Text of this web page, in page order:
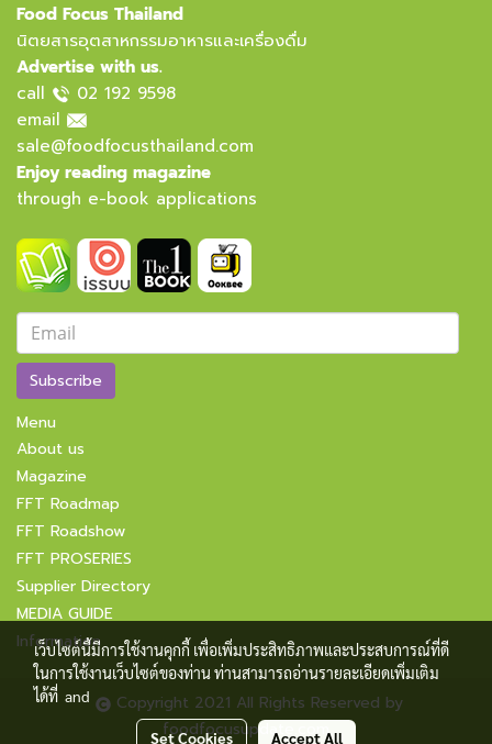
Food Focus Thailand
นิตยสารอุตสาหกรรมอาหารและเครื่องดื่ม
Advertise with us.
call
02 192 9598
email
sale@foodfocusthailand.com
Enjoy reading magazine
through e-book applications
Subscribe
Menu
About us
Magazine
FFT Roadmap
FFT Roadshow
FFT PROSERIES
Supplier Directory
MEDIA GUIDE
Information
Copyright 2021 All Rights Reserved by
foodfocusupdate.com
เว็บไซต์นี้มีการใช้งานคุกกี้ เพื่อเพิ่มประสิทธิภาพและประสบการณ์ที่ดี
ในการใช้งานเว็บไซต์ของท่าน ท่านสามารถอ่านรายละเอียดเพิ่มเติม
ได้ที่ and
Set Cookies Accept All